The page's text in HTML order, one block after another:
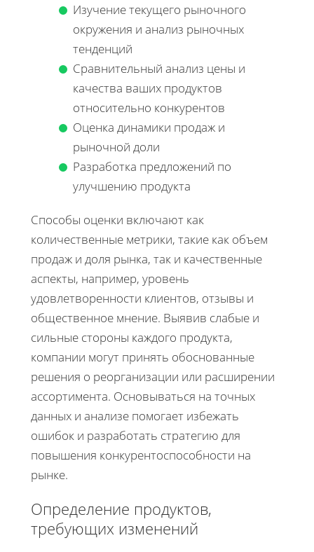
Изучение текущего рыночного
окружения и анализ рыночных
тенденций
Сравнительный анализ цены и
качества ваших продуктов
относительно конкурентов
Оценка динамики продаж и
рыночной доли
Разработка предложений по
улучшению продукта
Способы оценки включают как
количественные метрики, такие как объем
продаж и доля рынка, так и качественные
аспекты, например, уровень
удовлетворенности клиентов, отзывы и
общественное мнение. Выявив слабые и
сильные стороны каждого продукта,
компании могут принять обоснованные
решения о реорганизации или расширении
ассортимента. Основываться на точных
данных и анализе помогает избежать
ошибок и разработать стратегию для
повышения конкурентоспособности на
рынке.
Определение продуктов,
требующих изменений